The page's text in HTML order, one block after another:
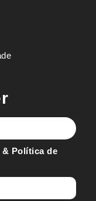
& Política de